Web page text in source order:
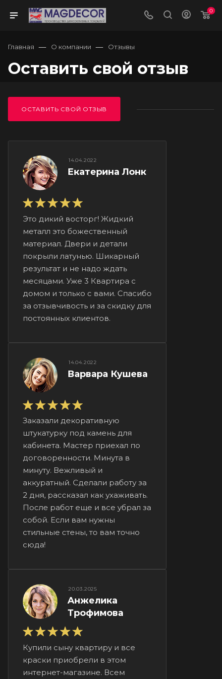
0
Главная — О компании — Отзывы
Оставить свой отзыв
ОСТАВИТЬ СВОЙ ОТЗЫВ
14.04.2022
Екатерина Лонк
Это дикий восторг! Жидкий
металл это божественный
материал. Двери и детали
покрыли латунью. Шикарный
результат и не надо ждать
месяцами. Уже 3 Квартира с
домом и только с вами. Спасибо
за отзывчивость и за скидку для
постоянных клиентов.
14.04.2022
Варвара Кушева
Заказали декоративную
штукатурку под камень для
кабинета. Мастер приехал по
договоренности. Минута в
минуту. Вежливый и
аккуратный. Сделали работу за
2 дня, рассказал как ухаживать.
После работ еще и все убрал за
собой. Если вам нужны
стильные стены, то вам точно
сюда!
20.03.2025
Анжелика
Трофимова
Купили сыну квартиру и все
краски приобрели в этом
интернет-магазине. Всем